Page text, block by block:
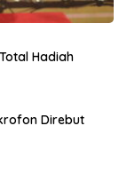
Hadiah
Direbut